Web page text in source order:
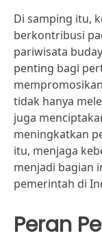
Di samping itu,
berkontribusi
pariwisata
penting bagi
tidak hanya
juga
meningkatkan
itu, menjaga
menjadi bagian
pemerintah di
Peran